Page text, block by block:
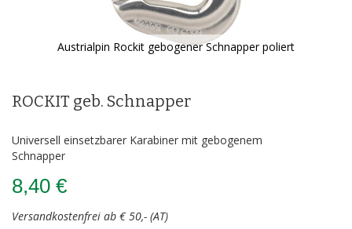
Austrialpin Rockit gebogener Schnapper poliert
der
ROCKIT geb. Schnapper
Universell einsetzbarer Karabiner mit gebogenem
Schnapper
8,40 €
Versandkostenfrei ab € 50,- (AT)